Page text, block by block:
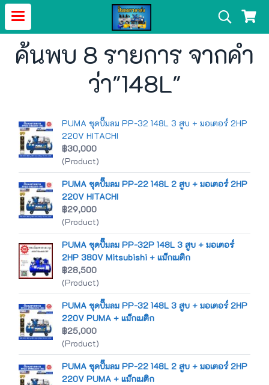
ค้นพบ 8 รายการ จากคำ
ว่า"148L"
PUMA ชุดปั๊มลม PP-32 148L 3 สูบ + มอเตอร์ 2HP
220V HITACHI
฿30,000
(Product)
PUMA ชุดปั๊มลม PP-22 148L 2 สูบ + มอเตอร์ 2HP
220V HITACHI
฿29,000
(Product)
PUMA ชุดปั๊มลม PP-32P 148L 3 สูบ + มอเตอร์
2HP 380V Mitsubishi + แม็กเนติก
฿28,500
(Product)
PUMA ชุดปั๊มลม PP-32 148L 3 สูบ + มอเตอร์ 2HP
220V PUMA + แม็กเนติก
฿25,000
(Product)
PUMA ชุดปั๊มลม PP-22 148L 2 สูบ + มอเตอร์ 2HP
220V PUMA + แม็กเนติก